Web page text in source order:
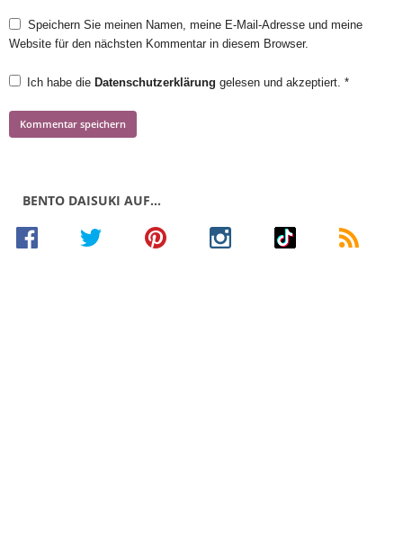
Speichern Sie meinen Namen, meine E-Mail-Adresse und meine
Website für den nächsten Kommentar in diesem Browser.
Ich habe die Datenschutzerklärung gelesen und akzeptiert. *
BENTO DAISUKI AUF…